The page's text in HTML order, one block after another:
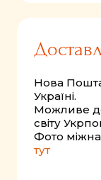
Нова Пошта
Україні.
Можливе
світу
Фото
тут